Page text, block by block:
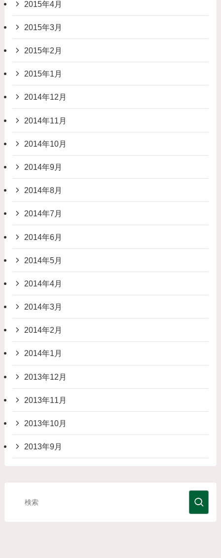
2015年4月
2015年3月
2015年2月
2015年1月
2014年12月
2014年11月
2014年10月
2014年9月
2014年8月
2014年7月
2014年6月
2014年5月
2014年4月
2014年3月
2014年2月
2014年1月
2013年12月
2013年11月
2013年10月
2013年9月